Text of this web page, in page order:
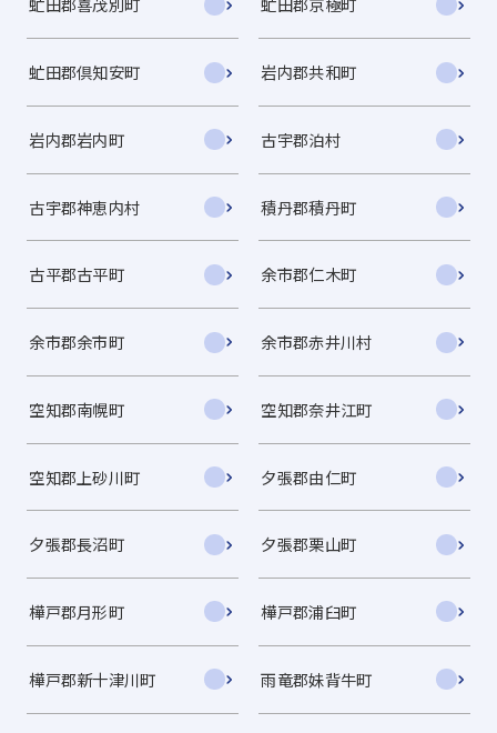
虻田郡倶知安町 岩内郡共和町
岩内郡岩内町 古宇郡泊村
古宇郡神恵内村 積丹郡積丹町
古平郡古平町 余市郡仁木町
余市郡余市町 余市郡赤井川村
空知郡南幌町 空知郡奈井江町
空知郡上砂川町 夕張郡由仁町
夕張郡長沼町 夕張郡栗山町
樺戸郡月形町 樺戸郡浦臼町
樺戸郡新十津川町 雨竜郡妹背牛町